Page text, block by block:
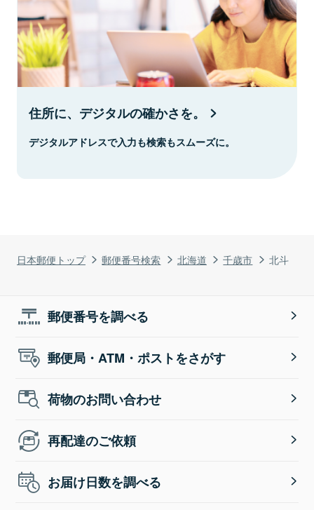
日本郵便トップ 郵便番号検索 北海道 千歳市 北斗
住所に、デジタルの確かさを。
デジタルアドレスで入力も検索もスムーズに。
郵便番号を調べる
郵便局・ATM・ポストをさがす
荷物のお問い合わせ
再配達のご依頼
お届け日数を調べる